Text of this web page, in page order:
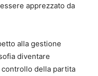
apprezzato da
alla gestione
diventare
della partita